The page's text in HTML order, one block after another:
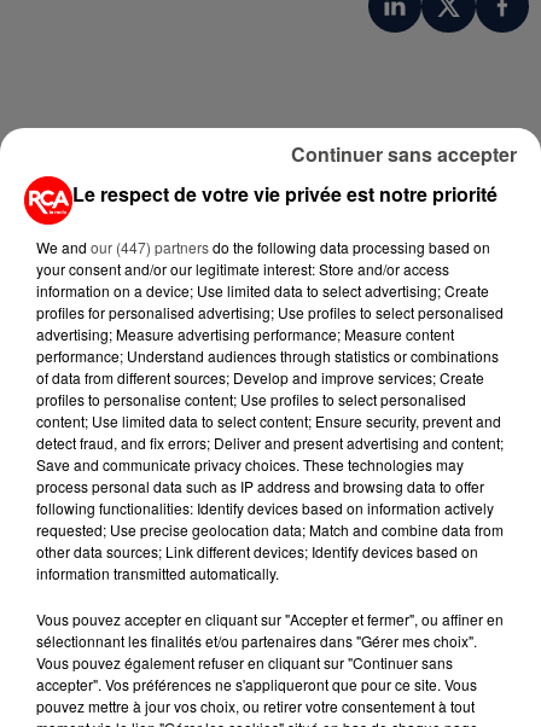
A LIRE AUSSI...
7 août 2026
PETIT-DÉJEUNER : EST-IL
VRAIMENT OBLIGATOIRE DE
MANGER LE MATIN ?
7 août 2026
WEEK-END ROUGE SUR LES
ROUTES : LE GRAND OUEST SE
PRÉPARE À UN...
MÉGOTS ET FEUX DE FORÊT : LES
INDUSTRIELS DU TABAC BIENTÔT
TAXÉS...
6 août 2026
Le respect de votre vie privée est notre priorité
We and our (447) partnersdo the following data processing based on
your consent and/or our legitimate interest: Store and/or access
information on a device; Use limited data to select advertising; Create
profiles for personalised advertising; Use profiles to select personalised
advertising; Measure advertising performance; Measure content
performance; Understand audiences through statistics or combinations
of data from different sources; Develop and improve services; Create
profiles to personalise content; Use profiles to select personalised
content; Use limited data to select content; Ensure security, prevent and
detect fraud, and fix errors; Deliver and present advertising and content;
Save and communicate privacy choices. These technologies may
process personal data such as IP address and browsing data to offer
following functionalities: Identify devices based on information actively
requested; Use precise geolocation data; Match and combine data from
other data sources; Link different devices; Identify devices based on
information transmitted automatically.
Vous pouvez accepter en cliquant sur "Accepter et fermer", ou affiner en
sélectionnant les finalités et/ou partenaires dans "Gérer mes choix".
Vous pouvez également refuser en cliquant sur "Continuer sans
accepter". Vos préférences ne s'appliqueront que pour ce site. Vous
pouvez mettre à jour vos choix, ou retirer votre consentement à tout
Continuer sans accepter